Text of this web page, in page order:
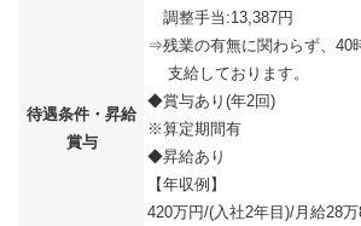
待遇条件・昇給
賞与
調整手当:13,387円
⇒残業の有無に関わらず、40
支給しております。
◆賞与あり(年2回)
※算定期間有
◆昇給あり
【年収例】
420万円/(入社2年目)/月給28